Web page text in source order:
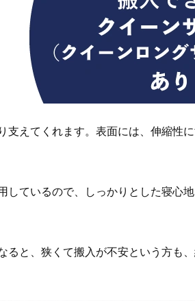
えてくれます。表面には、伸縮性
ているので、しっかりとした寝心
と、狭くて搬入が不安という方も